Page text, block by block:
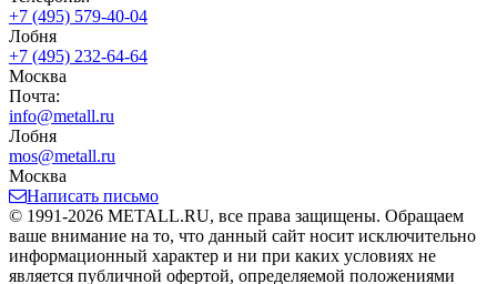
+7 (495) 579-40-04
Лобня
+7 (495) 232-64-64
Москва
Почта:
info@metall.ru
Лобня
mos@metall.ru
Москва
Написать письмо
© 1991-2026 METALL.RU, все права защищены. Обращаем
ваше внимание на то, что данный сайт носит исключительно
информационный характер и ни при каких условиях не
является публичной офертой, определяемой положениями